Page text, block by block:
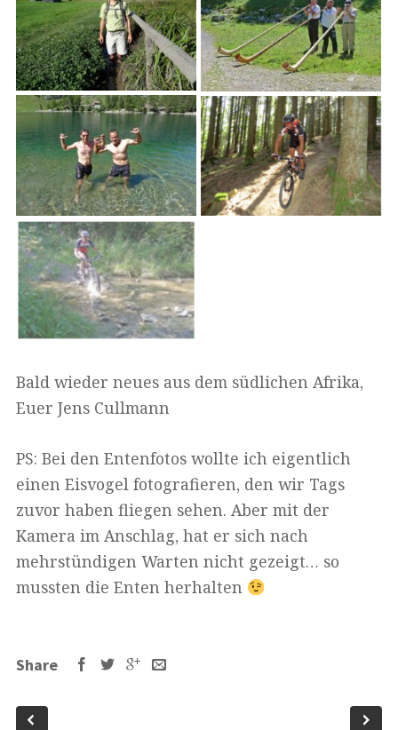
Bald wieder neues aus dem südlichen Afrika,
Euer Jens Cullmann
PS: Bei den Entenfotos wollte ich eigentlich
einen Eisvogel fotografieren, den wir Tags
zuvor haben fliegen sehen. Aber mit der
Kamera im Anschlag, hat er sich nach
mehrstündigen Warten nicht gezeigt… so
mussten die Enten herhalten
Share